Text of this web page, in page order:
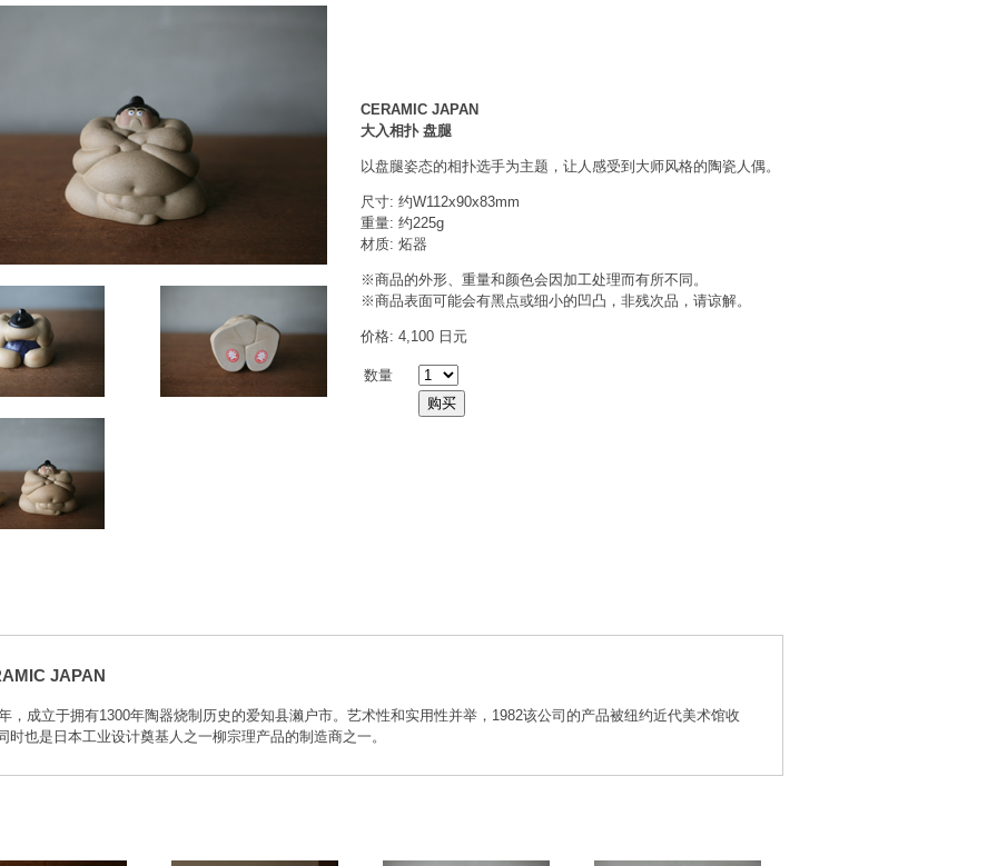
CERAMIC JAPAN
大入相扑 盘腿
以盘腿姿态的相扑选手为主题，让人感受到大师风格的陶瓷人偶。
尺寸: 约W112x90x83mm
重量: 约225g
材质: 炻器
※商品的外形、重量和颜色会因加工处理而有所不同。
※商品表面可能会有黑点或细小的凹凸，非残次品，请谅解。
价格: 4,100 日元
数量
JAPAN
，成立于拥有1300年陶器烧制历史的爱知县濑户市。艺术性和实用性并举，1982该公司的产品被纽约近代美术馆收
时也是日本工业设计奠基人之一柳宗理产品的制造商之一。